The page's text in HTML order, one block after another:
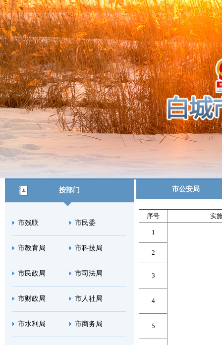
按部门
市残联 市民委
市教育局 市科技局
市民政局 市司法局
市财政局 市人社局
市水利局 市商务局
市公安局
序号 实
1
2
3
4
5